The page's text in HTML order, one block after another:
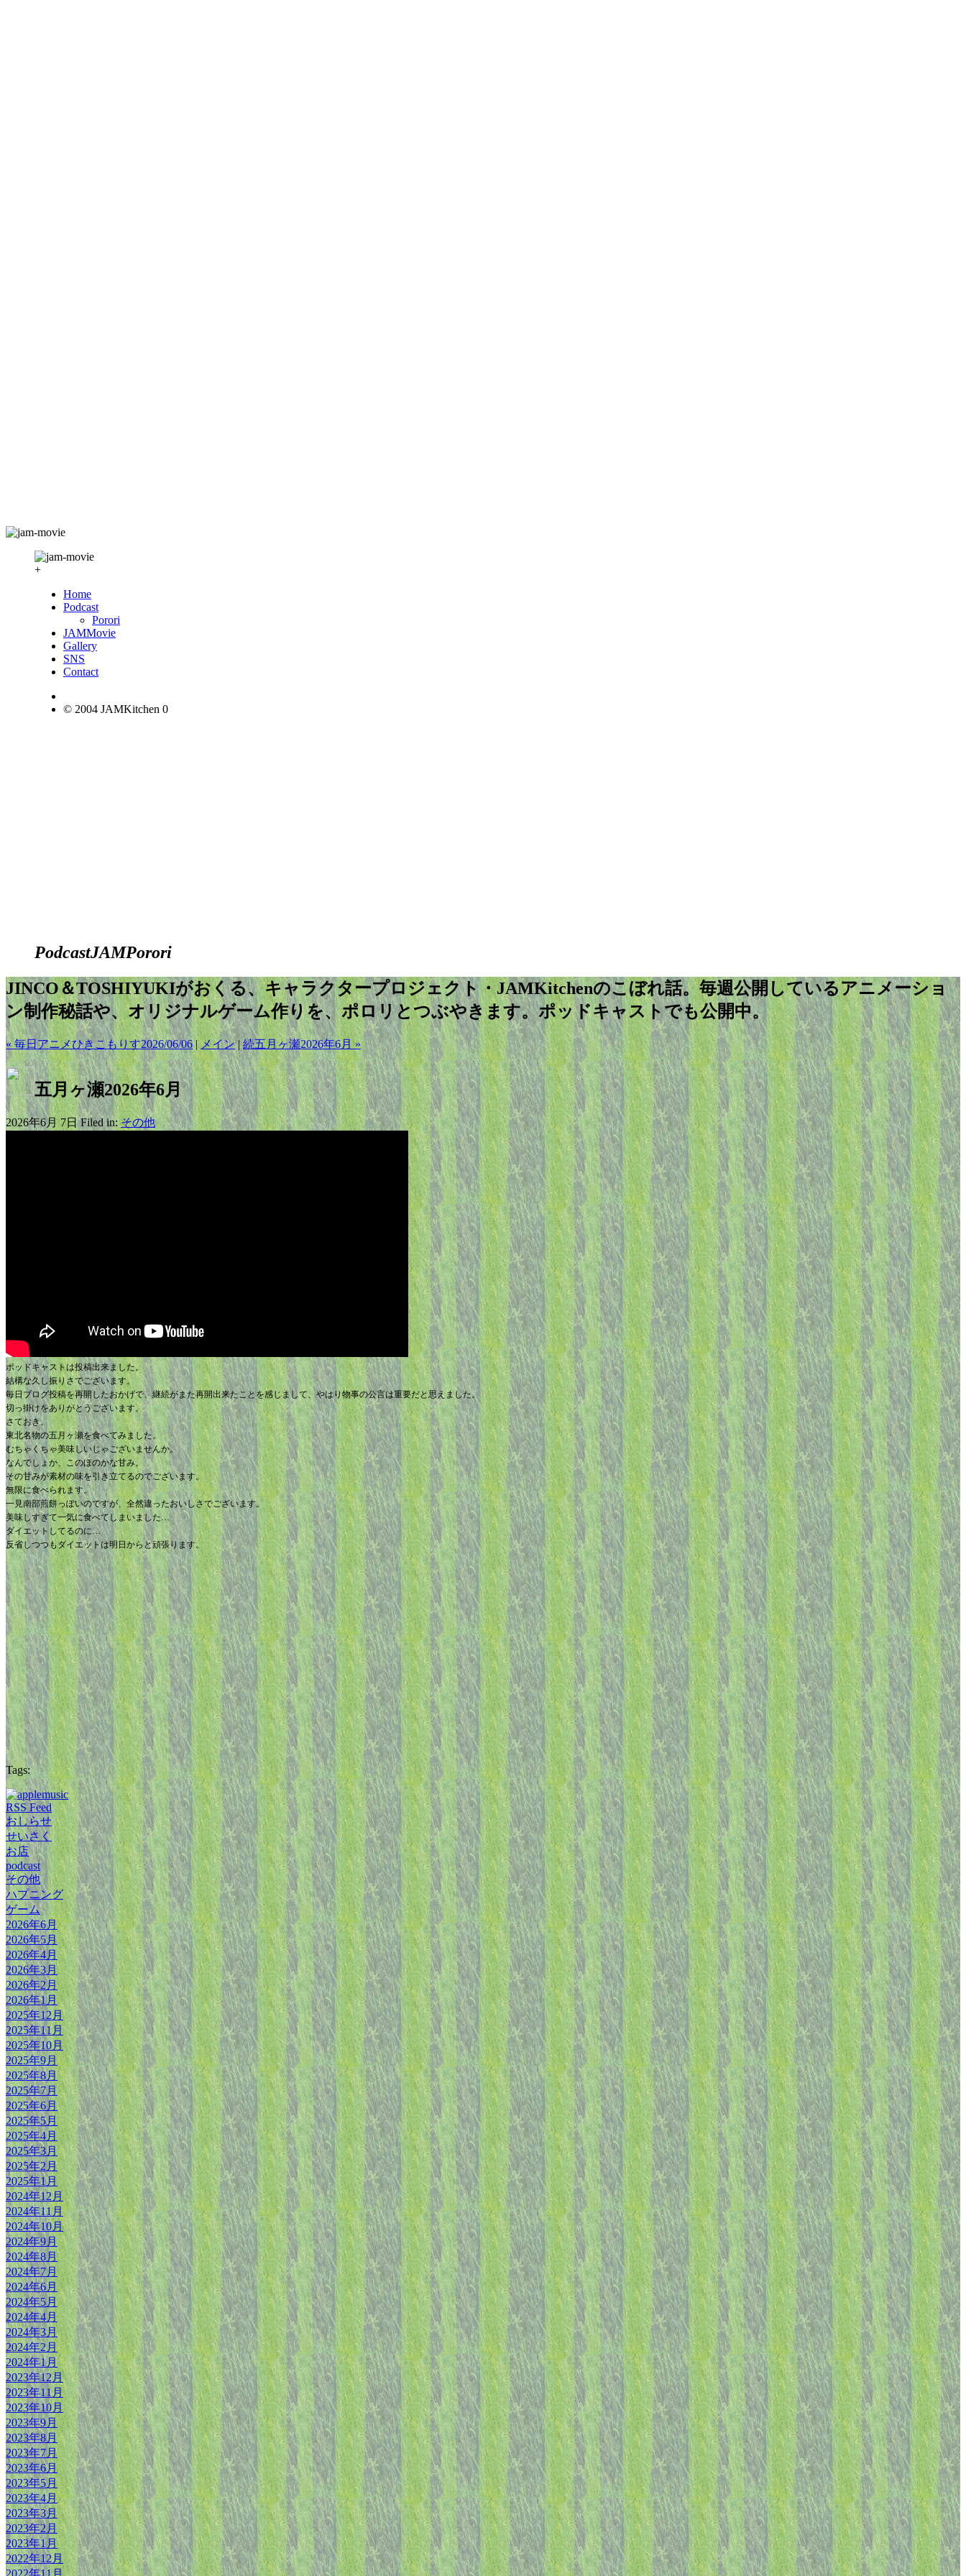
+
Home
Podcast
Porori
JAMMovie
Gallery
SNS
Contact
© 2004 JAMKitchen 0
PodcastJAMPorori
JINCO＆TOSHIYUKIがおくる、キャラクタープロジェクト・JAMKitchenのこぼれ話。毎週公開しているアニメーショ
ン制作秘話や、オリジナルゲーム作りを、ポロリとつぶやきます。ポッドキャストでも公開中。
« 毎日アニメひきこもりす2026/06/06|メイン|続五月ヶ瀬2026年6月 »
五月ヶ瀬2026年6月
2026年6月 7日 Filed in:その他
ポッドキャストは投稿出来ました。
結構な久し振りさでございます。
毎日ブログ投稿を再開したおかげで、継続がまた再開出来たことを感じまして、やはり物事の公言は重要だと思えました。
切っ掛けをありがとうございます。
さておき。
東北名物の五月ヶ瀬を食べてみました。
むちゃくちゃ美味しいじゃございませんか。
なんでしょか、このほのかな甘み。
その甘みが素材の味を引き立てるのでございます。
無限に食べられます。
一見南部煎餅っぽいのですが、全然違ったおいしさでございます。
美味しすぎて一気に食べてしまいました…
ダイエットしてるのに…
反省しつつもダイエットは明日からと頑張ります。
Tags:
RSS Feed
おしらせ
せいさく
お店
podcast
その他
ハプニング
ゲーム
2026年6月
2026年5月
2026年4月
2026年3月
2026年2月
2026年1月
2025年12月
2025年11月
2025年10月
2025年9月
2025年8月
2025年7月
2025年6月
2025年5月
2025年4月
2025年3月
2025年2月
2025年1月
2024年12月
2024年11月
2024年10月
2024年9月
2024年8月
2024年7月
2024年6月
2024年5月
2024年4月
2024年3月
2024年2月
2024年1月
2023年12月
2023年11月
2023年10月
2023年9月
2023年8月
2023年7月
2023年6月
2023年5月
2023年4月
2023年3月
2023年2月
2023年1月
2022年12月
2022年11月